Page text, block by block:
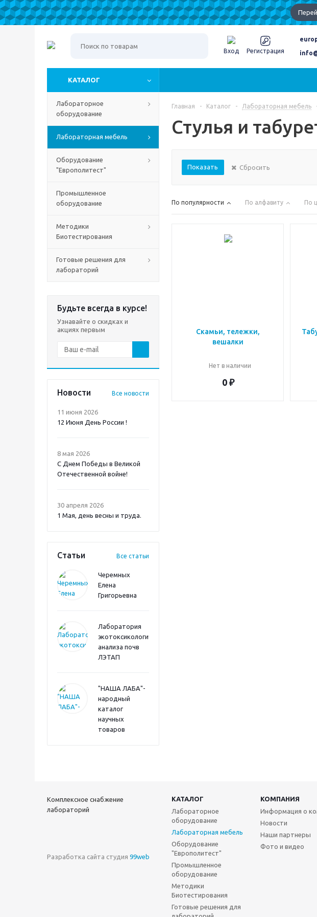
Вход Регистрация
КАТАЛОГ
Лабораторное
оборудование
Лабораторная мебель
Оборудование
"Европолитест"
Промышленное
оборудование
Методики
Биотестирования
Готовые решения для
лабораторий
Будьте всегда в курсе!
Узнавайте о скидках и
акциях первым
Новости Все новости
11 июня 2026
12 Июня День России !
8 мая 2026
С Днем Победы в Великой
Отечественной войне!
30 апреля 2026
1 Мая, день весны и труда.
Статьи Все статьи
Черемных
Елена
Григорьевна
Лаборатория
экотоксикологического
анализа почв
ЛЭТАП
"НАША ЛАБА"-
народный
каталог
научных
товаров
Главная - Каталог - Лабораторная мебель
Стулья и
Показать Сбросить
По популярности По алфавиту По
Скамьи, тележки,
вешалки
Нет в наличии
0 ₽
Комплексное снабжение
лабораторий
Разработка сайта студия 99web
КАТАЛОГ КОМПАНИЯ
Лабораторное
оборудование
Лабораторная мебель
Оборудование
"Европолитест"
Промышленное
оборудование
Методики
Биотестирования
Готовые решения для
Информация о
Новости
Наши партнеры
Фото и видео